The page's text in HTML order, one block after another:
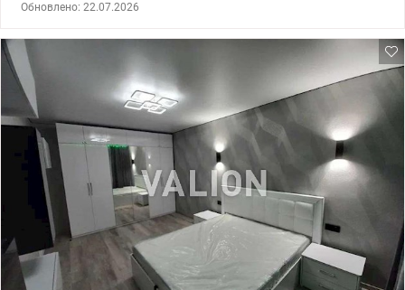
детальный дизайн-проект и планировочные решения.
Отдельное преимущество есть техническая возможность
разделения квартиры на две полноценные независимые
квартиры. 044 200 10 80 valion.ua/1152721
Обновлено: 22.07.2026